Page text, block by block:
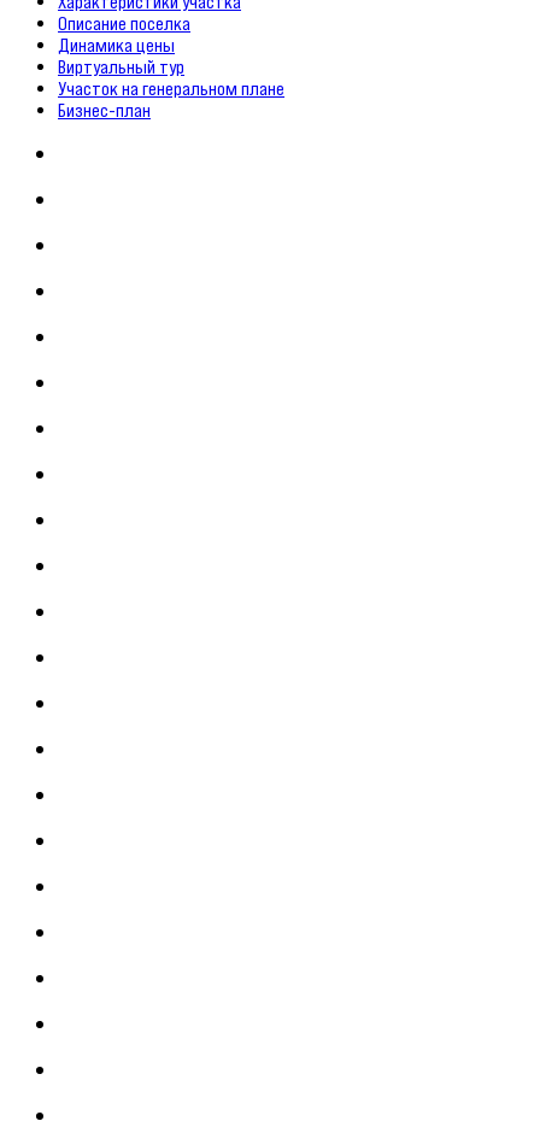
Описание поселка
Динамика цены
Виртуальный тур
Участок на генеральном плане
Бизнес-план